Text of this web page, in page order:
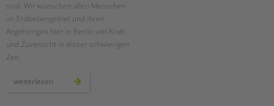
Zertfikatskurse
Seminarkalender
Seminarräume
sind. Wir wünschen allen Menschen
im Erdbebengebiet und ihren
Angehörigen hier in Berlin viel Kraft
und Zuversicht in dieser schwierigen
Zeit.
weiterlesen solidarität